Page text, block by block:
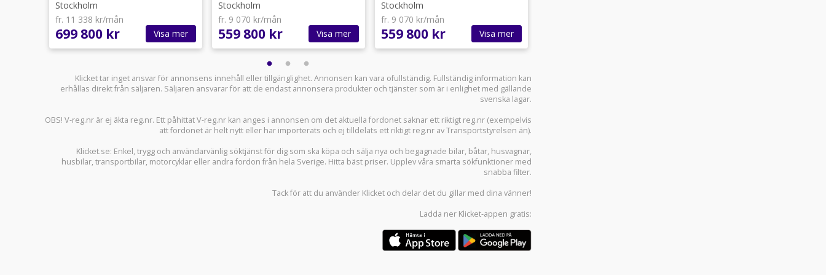
Stockholm
fr. 11 338 kr/mån
699 800 kr Visa mer
Stockholm
fr. 9 070 kr/mån
559 800 kr Visa mer
Stockholm
fr. 9 070 kr/mån
559 800 kr Visa mer
Klicket tar inget ansvar för annonsens innehåll eller tillgänglighet. Annonsen kan vara ofullständig. Fullständig information kan
erhållas direkt från säljaren. Säljaren ansvarar för att de endast annonsera produkter och tjänster som är i enlighet med gällande
svenska lagar.
OBS! V-reg.nr är ej äkta reg.nr. Ett påhittat V-reg.nr kan anges i annonsen om det aktuella fordonet saknar ett riktigt reg.nr (exempelvis
att fordonet är helt nytt eller har importerats och ej tilldelats ett riktigt reg.nr av Transportstyrelsen än).
Klicket.se: Enkel, trygg och användarvänlig söktjänst för dig som ska köpa och sälja nya och begagnade bilar, båtar, husvagnar,
husbilar,transportbilar, motorcyklar eller andra fordon från hela Sverige. Hitta bäst priser. Upplev våra smarta sökfunktioner med
snabba filter.
Tack för att du använder Klicket och delar det du gillar med dina vänner!
Ladda ner Klicket-appen gratis: